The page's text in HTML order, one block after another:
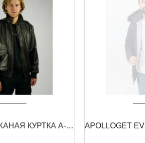
ЛЕТНАЯ КОЖАНАЯ КУРТКА A-2 CORSAIR FOERSVERD